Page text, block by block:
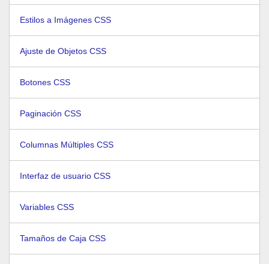
Estilos a Imágenes CSS
Ajuste de Objetos CSS
Botones CSS
Paginación CSS
Columnas Múltiples CSS
Interfaz de usuario CSS
Variables CSS
Tamaños de Caja CSS